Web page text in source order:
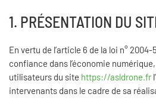
1. PRÉSENTATION DU
En vertu de l’article 6 de la loi n°
confiance dans l’économie
utilisateurs du site https://asldrone.fr
intervenants dans le cadre de sa